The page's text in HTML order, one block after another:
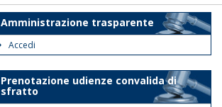
Amministrazione trasparente
Accedi
Prenotazione udienze convalida di
sfratto